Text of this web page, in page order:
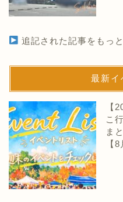
追記された記事をもっと
最新イ
【
こ
ま
【